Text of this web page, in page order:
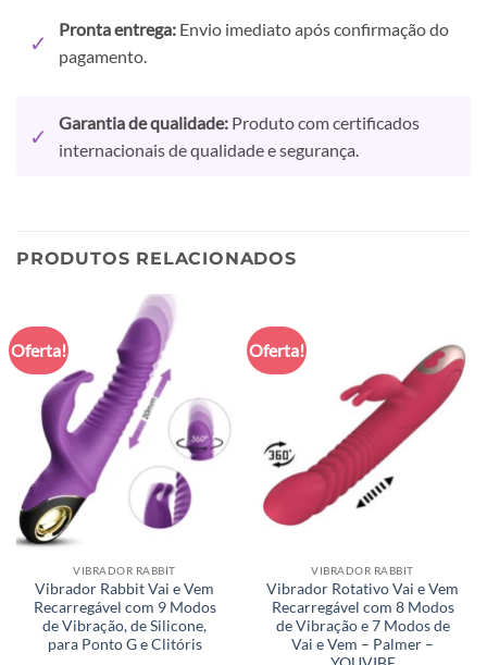
✓
Pronta entrega: Envio imediato após confirmação do
pagamento.
✓
Garantia de qualidade: Produto com certificados
internacionais de qualidade e segurança.
PRODUTOS RELACIONADOS
Oferta!
VIBRADOR RABBIT
Vibrador Rabbit Vai e Vem
Recarregável com 9 Modos
de Vibração, de Silicone,
para Ponto G e Clitóris
Oferta!
VIBRADOR RABBIT
Vibrador Rotativo Vai e Vem
Recarregável com 8 Modos
de Vibração e 7 Modos de
Vai e Vem – Palmer –